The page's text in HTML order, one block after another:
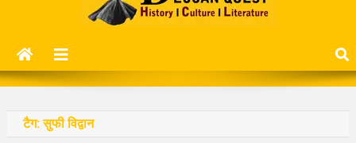
Deccan Quest
टैग:सुफी विद्वान